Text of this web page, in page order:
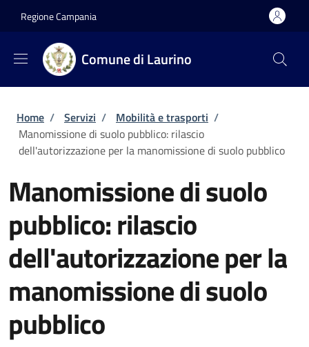
Regione Campania
Comune di Laurino
Briciole di pane
Home / Servizi / Mobilità e trasporti /
Manomissione di suolo pubblico: rilascio
dell'autorizzazione per la manomissione di suolo pubblico
Manomissione di suolo
pubblico: rilascio
dell'autorizzazione per la
manomissione di suolo
pubblico